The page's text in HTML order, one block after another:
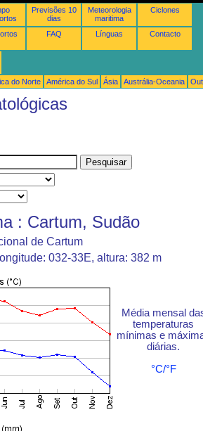
Previsões 10
dias
Meteorologia
maritima
Ciclones
FAQ Línguas Contacto
do Norte América do Sul Ásia Austrália-Oceania
: Cartum, Sudão
de Cartum
032-33E, altura: 382 m
Média mensal
temperaturas
mínimas e
diárias.
°C/°F